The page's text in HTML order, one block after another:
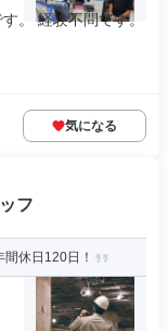
。 経験不問です。
気になる
フ
休日120日！